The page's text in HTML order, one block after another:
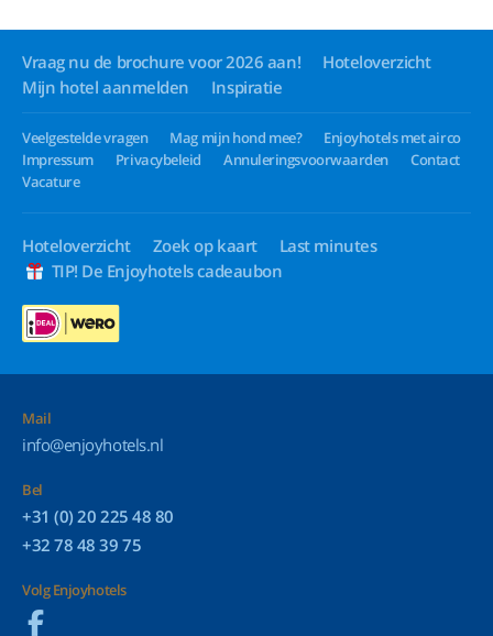
Vraag nu de brochure voor 2026 aan!
Hoteloverzicht
Mijn hotel aanmelden
Inspiratie
Veelgestelde vragen Mag mijn hond mee?
Enjoyhotels met airco
Impressum
Privacybeleid Annuleringsvoorwaarden
Contact
Vacature
Hoteloverzicht Zoek op kaart
Last minutes
TIP! De Enjoyhotels cadeaubon
Mail
info@enjoyhotels.nl
Bel
+31 (0) 20 225 48 80
+32 78 48 39 75
Volg Enjoyhotels